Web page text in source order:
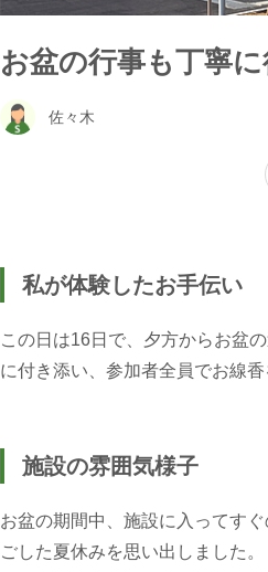
お盆の行事も丁寧
佐々木
私が体験したお手伝い
この日は16日で、夕方からお盆
に付き添い、参加者全員でお線香
施設の雰囲気様子
お盆の期間中、施設に入ってす
ごした夏休みを思い出しました。